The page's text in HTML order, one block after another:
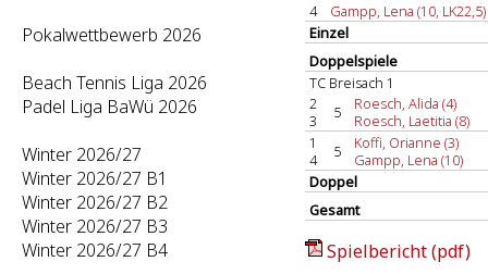
Pokalwettbewerb 2026
Beach Tennis Liga 2026
Padel Liga BaWü 2026
Winter 2026/27
Winter 2026/27 B1
Winter 2026/27 B2
Winter 2026/27 B3
Winter 2026/27 B4
4
Gampp, Lena (10, LK22,5)
Einzel
Doppelspiele
TC Breisach 1
2
3
5
Roesch, Alida (4)
Roesch, Laetitia (8)
1
4
5
Koffi, Orianne (3)
Gampp, Lena (10)
Doppel
Gesamt
Spielbericht (pdf)